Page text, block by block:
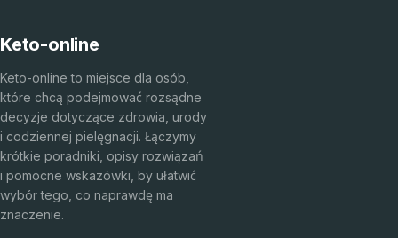
Keto-online
Keto-online to miejsce dla osób,
które chcą podejmować rozsądne
decyzje dotyczące zdrowia, urody
i codziennej pielęgnacji. Łączymy
krótkie poradniki, opisy rozwiązań
i pomocne wskazówki, by ułatwić
wybór tego, co naprawdę ma
znaczenie.